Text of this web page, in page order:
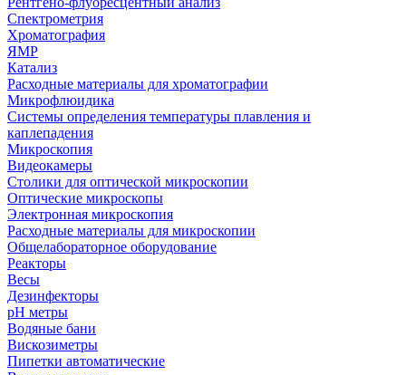
Спектрометрия
Хроматография
ЯМР
Катализ
Расходные материалы для хроматографии
Микрофлюидика
Системы определения температуры плавления и
каплепадения
Микроскопия
Видеокамеры
Столики для оптической микроскопии
Оптические микроскопы
Электронная микроскопия
Расходные материалы для микроскопии
Общелабораторное оборудование
Реакторы
Весы
Дезинфекторы
рН метры
Водяные бани
Вискозиметры
Пипетки автоматические